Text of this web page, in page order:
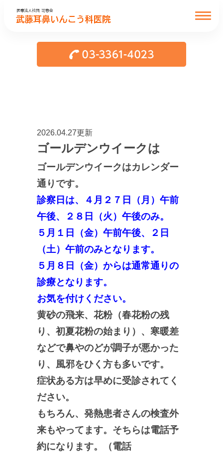
2026.04.27更新
ゴールデンウイークは
ゴールデンウイークはカレンダー
通りです。
診察日は、４月２７日（月）午前
午後、２８日（火）午後のみ。
５月１日（金）午前午後、２日
（土）午前のみとなります。
５月８日（金）からは通常通りの
診療となります。
お気を付けください。
黄砂の飛来、花粉（春花粉の残
り、初夏花粉の始まり）、寒暖差
などで鼻やのどが調子が悪かった
り、風邪をひく方も多いです。
症状ある方は早めに受診されてく
ださい。
もちろん、発熱患者さんの検査外
来もやってます。そちらは電話予
約になります。（電話